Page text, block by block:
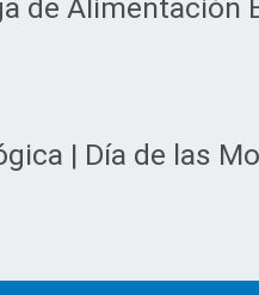
| Día de las